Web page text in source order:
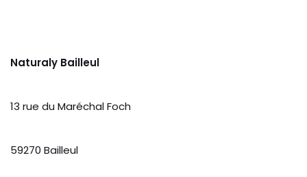
Naturaly Bailleul
13 rue du Maréchal Foch
59270 Bailleul